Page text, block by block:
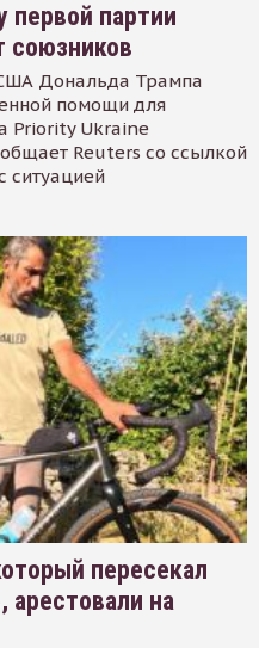
первой партии
союзников
Дональда Трампа
помощи для
Priority Ukraine
Reuters со ссылкой
ситуацией
пересекал
арестовали на